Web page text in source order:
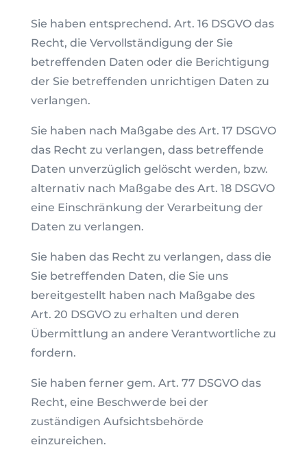
Sie haben entsprechend. Art. 16 DSGVO das
Recht, die Vervollständigung der Sie
betreffenden Daten oder die Berichtigung
der Sie betreffenden unrichtigen Daten zu
verlangen.
Sie haben nach Maßgabe des Art. 17 DSGVO
das Recht zu verlangen, dass betreffende
Daten unverzüglich gelöscht werden, bzw.
alternativ nach Maßgabe des Art. 18 DSGVO
eine Einschränkung der Verarbeitung der
Daten zu verlangen.
Sie haben das Recht zu verlangen, dass die
Sie betreffenden Daten, die Sie uns
bereitgestellt haben nach Maßgabe des
Art. 20 DSGVO zu erhalten und deren
Übermittlung an andere Verantwortliche zu
fordern.
Sie haben ferner gem. Art. 77 DSGVO das
Recht, eine Beschwerde bei der
zuständigen Aufsichtsbehörde
einzureichen.